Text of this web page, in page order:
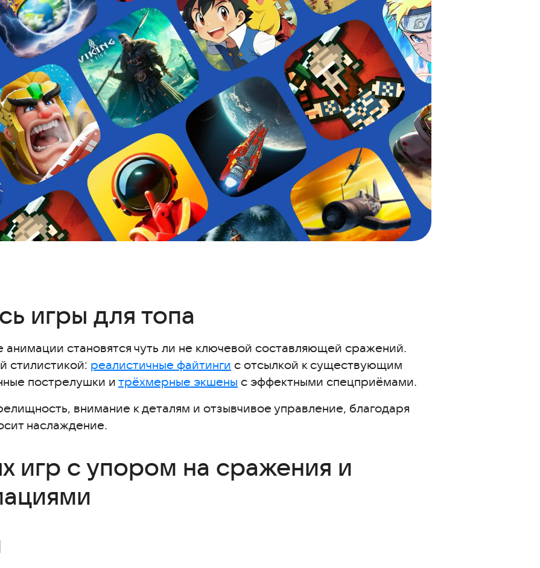
и крутыми анимациями
игры для топа
анимации становятся чуть ли не ключевой составляющей сражений.
стилистикой: реалистичные файтинги с отсылкой к существующим
пострелушки и трёхмерные экшены с эффектными спецприёмами.
внимание к деталям и отзывчивое управление, благодаря
наслаждение.
игр с упором на сражения и